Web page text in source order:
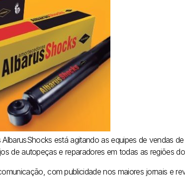
está agitando as equipes de vendas
de autopeças e reparadores em todas as regiões
com publicidade nos maiores jornais e